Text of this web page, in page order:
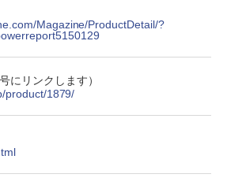
Magazine/ProductDetail/?
にリンクします）
product/1879/